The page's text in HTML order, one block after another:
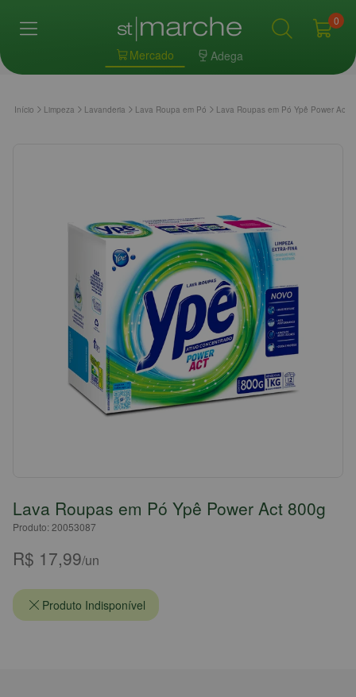
Mercado Adega
0
Início Limpeza Lavanderia Lava Roupa em Pó Lava Roupas em Pó Ypê Power Act
Lava Roupas em Pó Ypê Power Act 800g
Produto: 20053087
R$ 17,99/un
Produto Indisponível